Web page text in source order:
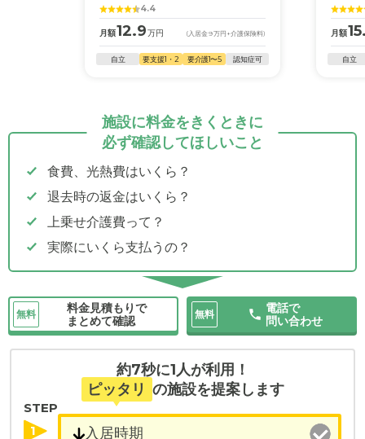
4.4
月額12.9万円 (入居金9万円 +介護保険料)
自立 要支援1・2 要介護1〜5 認知症可
月額
自立
施設に料金をきくときに
必ず確認してほしいこと
食費、光熱費はいくら？
退去時の返金はいくら？
上乗せ介護費って？
実際にいくら支払うの？
無料
料金見積もりで
まとめて確認
無料
電話で
問い合わせ
約7秒に1人が利用！
ピッタリ の施設を提案します
STEP
1